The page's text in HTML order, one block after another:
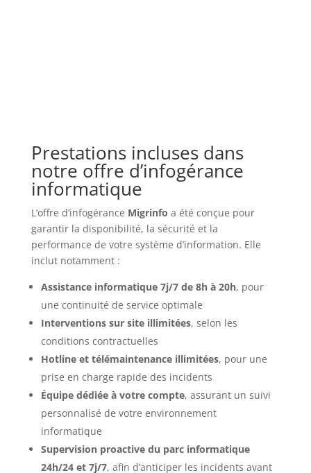
Prestations incluses dans
notre offre d’infogérance
informatique
L’offre d’infogérance Migrinfo a été conçue pour
garantir la disponibilité, la sécurité et la
performance de votre système d’information. Elle
inclut notamment :
Assistance informatique 7j/7 de 8h à 20h, pour
une continuité de service optimale
Interventions sur site illimitées, selon les
conditions contractuelles
Hotline et télémaintenance illimitées, pour une
prise en charge rapide des incidents
Équipe dédiée à votre compte, assurant un suivi
personnalisé de votre environnement
informatique
Supervision proactive du parc informatique
24h/24 et 7j/7, afin d’anticiper les incidents avant